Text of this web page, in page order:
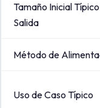
Tamaño Inicial
Salida
Método de
Uso de Caso Típico